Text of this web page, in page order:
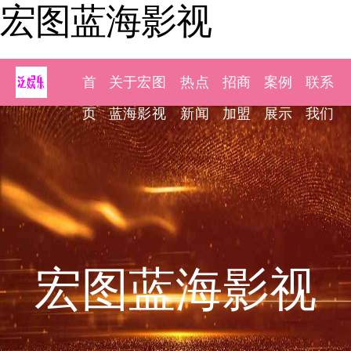
宏图蓝海影视
首
页
关于宏图
蓝海影视
热点
新闻
招商
加盟
案例
展示
联系
我们
宏图蓝海影视